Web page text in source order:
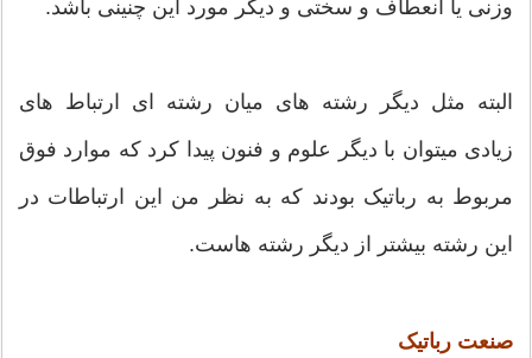
وزنی یا انعطاف و سختی و دیگر مورد این چنینی باشد.
البته مثل دیگر رشته های میان رشته ای ارتباط های
زیادی میتوان با دیگر علوم و فنون پیدا کرد که موارد فوق
مربوط به رباتیک بودند که به نظر من این ارتباطات در
این رشته بیشتر از دیگر رشته هاست.
صنعت رباتیک